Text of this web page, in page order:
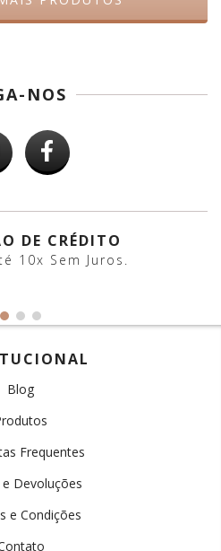
NOS
DE CRÉDITO
10x Sem Juros.
Blog
Frequentes
Devoluções
e Condições